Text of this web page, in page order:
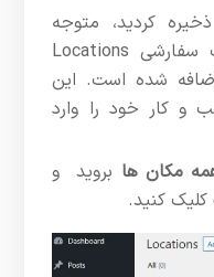
کردید، متوجه
خواهید شد که یک نوع پست سفارشی Locations
شده است. این
کار خود را وارد
مکان ها بروید و
کنید.